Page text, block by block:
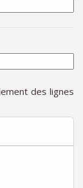
des lignes